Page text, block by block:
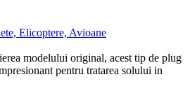
Elicoptere, Avioane
modelului original, acest tip de plug
pentru tratarea solului in